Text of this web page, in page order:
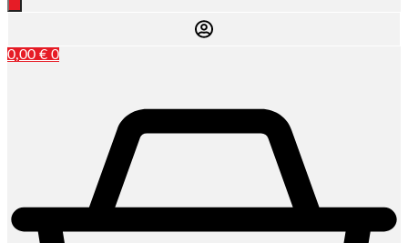
0,00 € 0